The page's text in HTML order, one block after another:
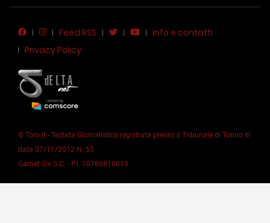
Feed RSS
Info e contatti
Privacy Policy
© Toro.it - Testata Giornalistica registrata presso il Tribunale di Torino in
data 07/11/2012 N. 55
Garnet Six S.C. - P.I. 10786810019